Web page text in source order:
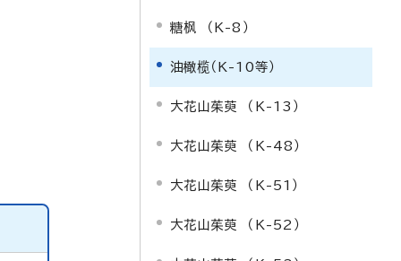
糖枫 （K-8）
油橄榄（K-10等）
大花山茱萸 （K-13）
大花山茱萸 （K-48）
大花山茱萸 （K-51）
大花山茱萸 （K-52）